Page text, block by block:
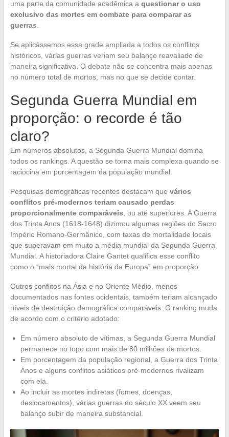
uma parte da comunidade acadêmica a questionar o uso
exclusivo das mortes em combate para comparar as
guerras
Se aplicássemos essa grade ampliada a todos os conflitos
históricos, várias guerras veriam seu balanço reavaliado de
maneira significativa. O debate não se concentra mais apenas
no número total de mortos, mas no que se decide contar.
Segunda Guerra Mundial em
proporção: o recorde é tão
claro?
Em números absolutos, a Segunda Guerra Mundial domina
todos os rankings. A questão se torna mais complexa quando se
raciocina em porcentagem da população mundial.
Pesquisas demográficas recentes destacam que vários
conflitos pré-modernos teriam causado perdas
proporcionalmente comparáveis , ou até superiores. A Guerra
dos Trinta Anos (1618-1648) dizimou algumas regiões do Sacro
Império Romano-Germânico, com taxas de mortalidade locais
que superavam em muito a média mundial da Segunda Guerra
Mundial. A historiadora Claire Gantet qualifica esse conflito
como o “mais mortal da história da Europa” em proporção.
Outros conflitos na Ásia e no Oriente Médio, menos
documentados nas fontes ocidentais, também teriam alcançado
níveis de destruição demográfica comparáveis. O ranking muda
de acordo com o critério adotado:
Em número absoluto de vítimas, a Segunda Guerra Mundial
permanece no topo com mais de 80 milhões de mortos.
Em porcentagem da população regional, a Guerra dos Trinta
Anos e alguns conflitos asiáticos pré-modernos rivalizam
com ela.
Ao incluir as mortes indiretas (fomes, doenças,
deslocamentos), várias guerras do século XX veem seu
balanço subir de maneira substancial.